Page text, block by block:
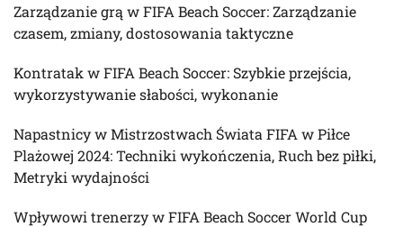
Zarządzanie grą w FIFA Beach Soccer: Zarządzanie
czasem, zmiany, dostosowania taktyczne
Kontratak w FIFA Beach Soccer: Szybkie przejścia,
wykorzystywanie słabości, wykonanie
Napastnicy w Mistrzostwach Świata FIFA w Piłce
Plażowej 2024: Techniki wykończenia, Ruch bez piłki,
Metryki wydajności
Wpływowi trenerzy w FIFA Beach Soccer World Cup